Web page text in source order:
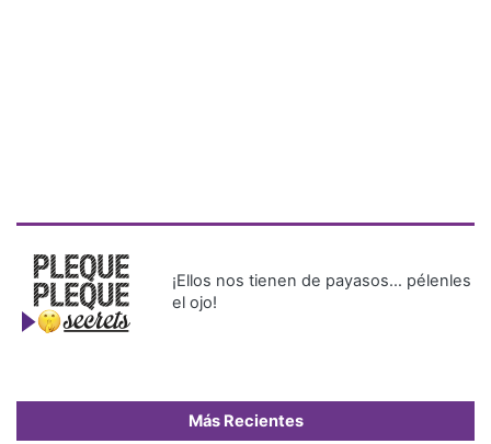
¡Ellos nos tienen de payasos… pélenles
el ojo!
Más Recientes